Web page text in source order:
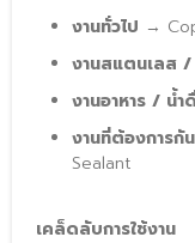
งานทั่วไป →
งานสแตนเลส /
งานอาหาร / น้ำ
งานที่ต้องการกั
Sealant
เคล็ดลับการใช้งาน